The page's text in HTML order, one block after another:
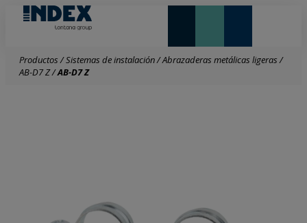
Productos/Sistemas de instalación/Abrazaderas metálicas ligeras/
AB-D7 Z/AB-D7 Z